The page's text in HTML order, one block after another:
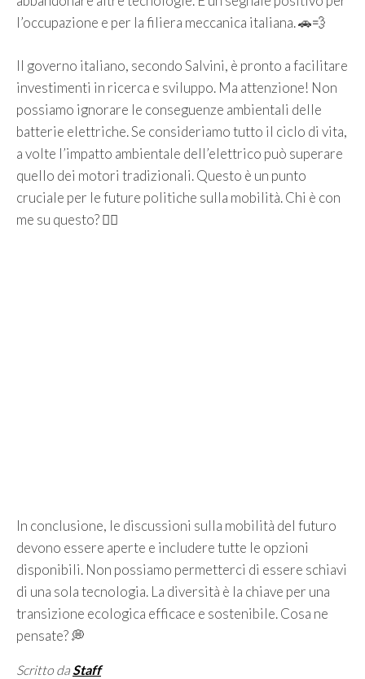
l’occupazione e per la filiera meccanica italiana. 🚗💨
Il governo italiano, secondo Salvini, è pronto a facilitare
investimenti in ricerca e sviluppo. Ma attenzione! Non
possiamo ignorare le conseguenze ambientali delle
batterie elettriche. Se consideriamo tutto il ciclo di vita,
a volte l’impatto ambientale dell’elettrico può superare
quello dei motori tradizionali. Questo è un punto
cruciale per le future politiche sulla mobilità. Chi è con
me su questo? 🤷‍♀️
In conclusione, le discussioni sulla mobilità del futuro
devono essere aperte e includere tutte le opzioni
disponibili. Non possiamo permetterci di essere schiavi
di una sola tecnologia. La diversità è la chiave per una
transizione ecologica efficace e sostenibile. Cosa ne
pensate? 💭
Scritto daStaff